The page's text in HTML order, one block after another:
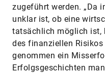
zugeführt werden. „Da
unklar ist, ob eine
tatsächlich möglich ist,
des finanziellen
genommen ein
Erfolgsgeschichten